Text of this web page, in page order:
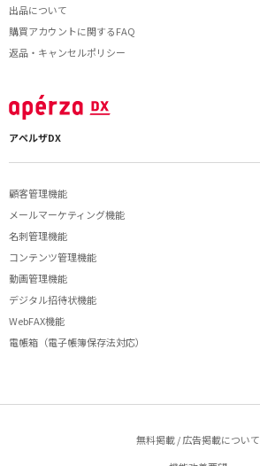
出品について
購買アカウントに関するFAQ
返品・キャンセルポリシー
アペルザDX
顧客管理機能
メールマーケティング機能
名刺管理機能
コンテンツ管理機能
動画管理機能
デジタル招待状機能
WebFAX機能
電帳箱（電子帳簿保存法対応）
無料掲載 / 広告掲載について